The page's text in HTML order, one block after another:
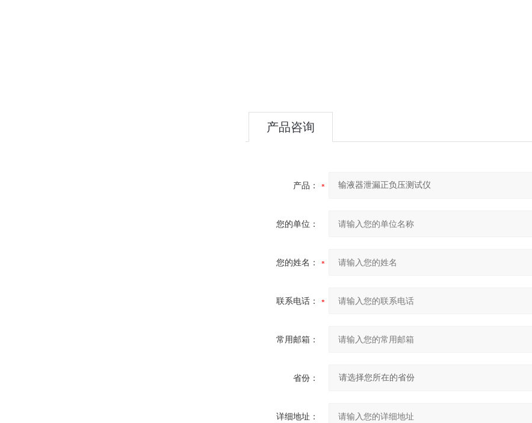
产品咨询
产品：
您的单位：
您的姓名：
联系电话：
常用邮箱：
省份：
详细地址：